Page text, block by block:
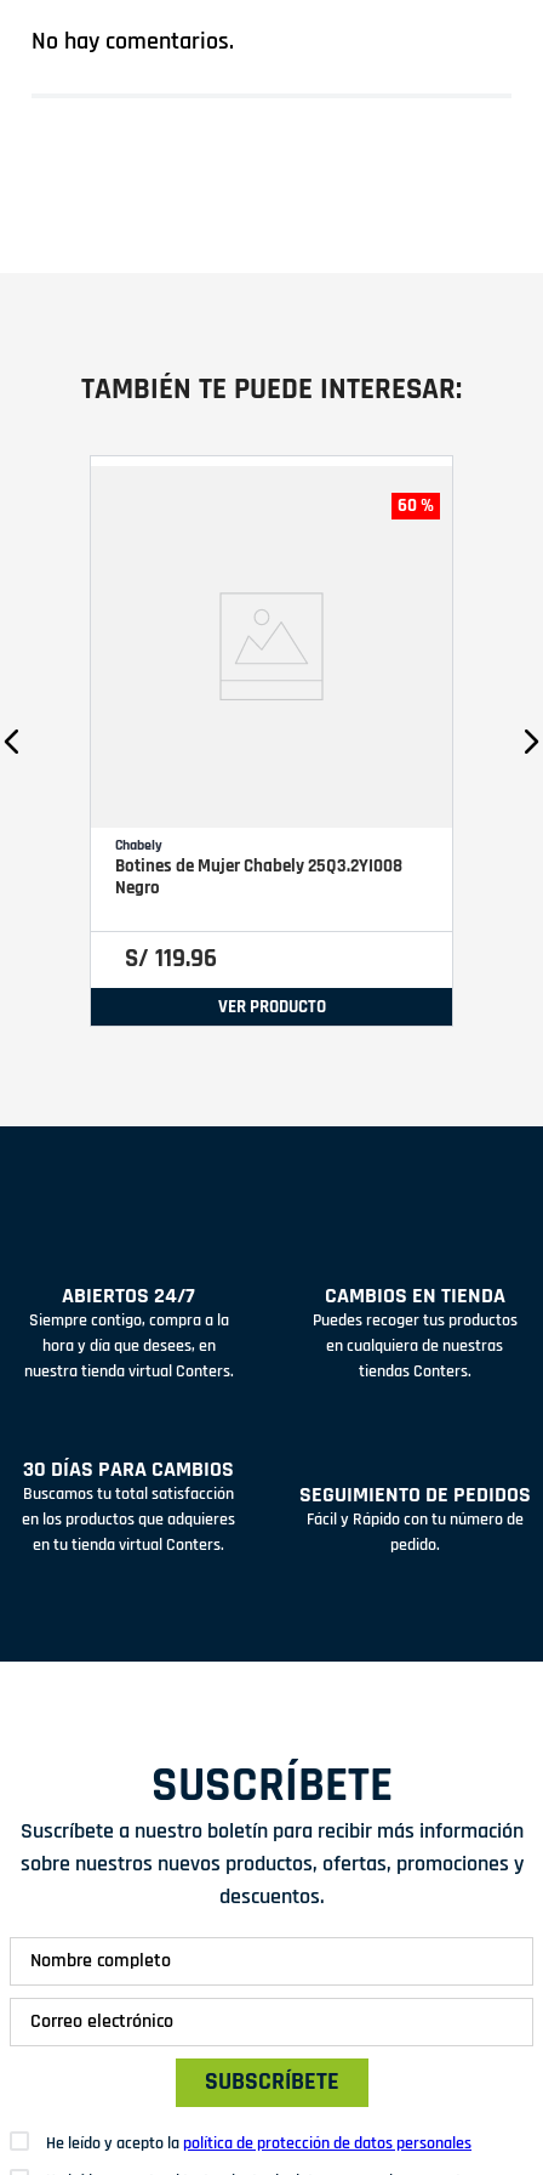
No hay comentarios.
TAMBIÉN TE PUEDE INTERESAR:
60 %
Chabely
Botines de Mujer Chabely 25Q3.2YI008
Negro
S/ 119.96
VER PRODUCTO
ABIERTOS 24/7
Siempre contigo, compra a la
hora y día que desees, en
nuestra tienda virtual Conters.
CAMBIOS EN TIENDA
Puedes recoger tus productos
en cualquiera de nuestras
tiendas Conters.
30 DÍAS PARA CAMBIOS
Buscamos tu total satisfacción
en los productos que adquieres
en tu tienda virtual Conters.
SEGUIMIENTO DE PEDIDOS
Fácil y Rápido con tu número de
pedido.
SUSCRÍBETE
Suscríbete a nuestro boletín para recibir más información
sobre nuestros nuevos productos, ofertas, promociones y
descuentos.
SUBSCRÍBETE
He leído y acepto lapolítica de protección de datos personales